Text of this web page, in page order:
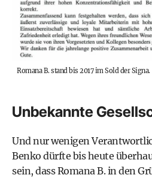
Romana B. stand bis 2017 im Sold der Signa.
Unbekannte
Und nur wenigen
Benko dürfte bis heute
sein, dass Romana B. in den